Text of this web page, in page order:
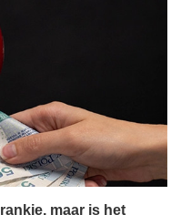
maar is het